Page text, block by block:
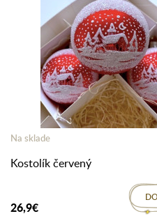
Na sklade
Kostolík červený
26,9€